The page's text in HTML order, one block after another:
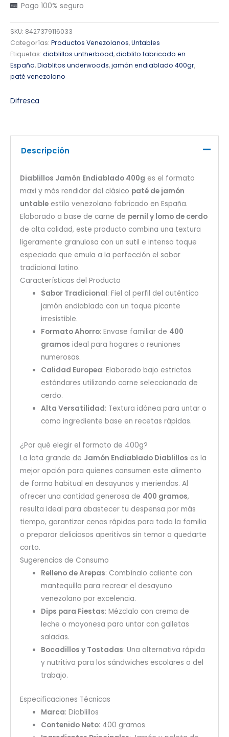
Pago 100% seguro
SKU: 8427379116033
Categorías: Productos Venezolanos,Untables
Etiquetas: diablillos untherbood,diablito fabricado en
España,Diablitos underwoods,jamón endiablado 400gr,
paté venezolano
Difresca
Descripción
Diablillos Jamón Endiablado 400g es el formato
maxi y más rendidor del clásico paté de jamón
untableestilo venezolano fabricado en España.
Elaborado a base de carne de pernil y lomo de cerdo
de alta calidad, este producto combina una textura
ligeramente granulosa con un sutil e intenso toque
especiado que emula a la perfección el sabor
tradicional latino.
Características del Producto
Sabor Tradicional: Fiel al perfil del auténtico
jamón endiablado con un toque picante
irresistible.
Formato Ahorro: Envase familiar de 400
gramos ideal para hogares o reuniones
numerosas.
Calidad Europea: Elaborado bajo estrictos
estándares utilizando carne seleccionada de
cerdo.
Alta Versatilidad: Textura idónea para untar o
como ingrediente base en recetas rápidas.
¿Por qué elegir el formato de 400g?
La lata grande de Jamón Endiablado Diablillos es la
mejor opción para quienes consumen este alimento
de forma habitual en desayunos y meriendas. Al
ofrecer una cantidad generosa de 400 gramos,
resulta ideal para abastecer tu despensa por más
tiempo, garantizar cenas rápidas para toda la familia
o preparar deliciosos aperitivos sin temor a quedarte
corto.
Sugerencias de Consumo
Relleno de Arepas: Combínalo caliente con
mantequilla para recrear el desayuno
venezolano por excelencia.
Dips para Fiestas: Mézclalo con crema de
leche o mayonesa para untar con galletas
saladas.
Bocadillos y Tostadas: Una alternativa rápida
y nutritiva para los sándwiches escolares o del
trabajo.
Especificaciones Técnicas
Marca: Diablillos
Contenido Neto: 400 gramos